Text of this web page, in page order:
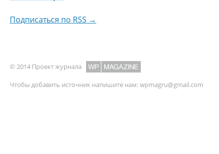
Подписаться по RSS →
© 2014 Проект журнала
Чтобы добавить источник напишите нам:wpmagru@gmail.com